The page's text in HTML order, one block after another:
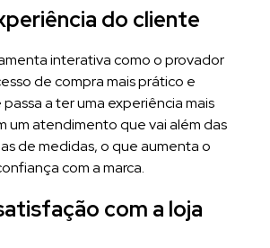
do cliente
interativa como o provador
de compra mais prático e
a ter uma experiência mais
um atendimento que vai além das
de medidas, o que aumenta o
com a marca.
com a loja